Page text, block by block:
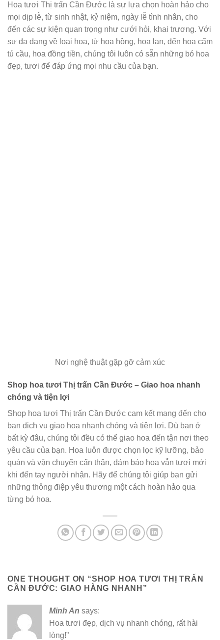
Hoa tươi Thị trấn Cần Đước là sự lựa chọn hoàn hảo cho
mọi dịp lễ, từ sinh nhật, kỷ niệm, ngày lễ tình nhân, cho
đến các sự kiện quan trọng như cưới hỏi, khai trương. Với
sự đa dạng về loại hoa, từ hoa hồng, hoa lan, đến hoa cẩm
tú cầu, hoa đồng tiền, chúng tôi luôn có sẵn những bó hoa
đẹp, tươi để đáp ứng mọi nhu cầu của bạn.
Nơi nghệ thuật gặp gỡ cảm xúc
Shop hoa tươi Thị trấn Cần Đước – Giao hoa nhanh
chóng và tiện lợi
Shop hoa tươi Thị trấn Cần Đước cam kết mang đến cho
bạn dịch vụ giao hoa nhanh chóng và tiện lợi. Dù bạn ở
bất kỳ đâu, chúng tôi đều có thể giao hoa đến tận nơi theo
yêu cầu của bạn. Hoa luôn được chọn lọc kỹ lưỡng, bảo
quản và vận chuyển cẩn thận, đảm bảo hoa vẫn tươi mới
khi đến tay người nhận. Hãy để chúng tôi giúp bạn gửi
những thông điệp yêu thương một cách hoàn hảo qua
từng bó hoa.
ONE THOUGHT ON “SHOP HOA TƯƠI THỊ TRẤN
CẦN ĐƯỚC: GIAO HÀNG NHANH ”
Minh An says:
Hoa tươi đẹp, dịch vụ nhanh chóng, rất hài
lòng!”